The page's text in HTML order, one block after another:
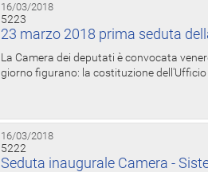
16/03/2018
5223
23 marzo 2018 prima seduta
La Camera dei deputati è convocata
giorno figurano: la costituzione
16/03/2018
5222
Seduta inaugurale Camera -